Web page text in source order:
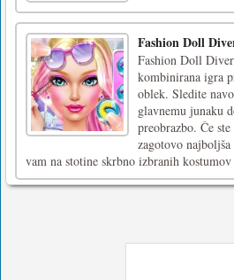
Fashion Doll
Fashion Doll
kombinirana igra
oblek. Sledite
glavnemu junaku
preobrazbo. Če
zagotovo
vam na stotine skrbno izbranih